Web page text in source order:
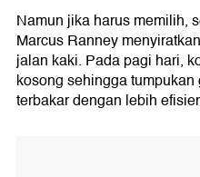
Namun jika harus memilih,
Marcus Ranney
jalan kaki. Pada pagi hari,
kosong sehingga
terbakar dengan lebih